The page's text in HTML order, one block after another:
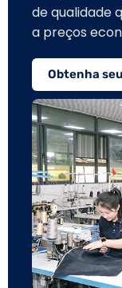
de qualidade
a preços
Obtenha